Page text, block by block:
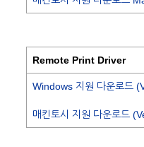
Remote Print Driver
Windows 지원 다운로드
매킨토시 지원 다운로드